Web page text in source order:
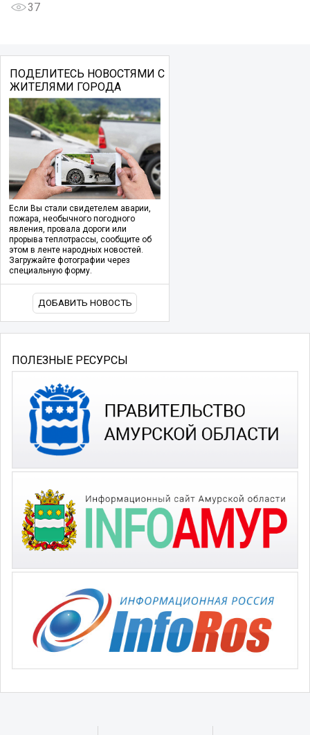
37
ПОДЕЛИТЕСЬ НОВОСТЯМИ С
ЖИТЕЛЯМИ ГОРОДА
Если Вы стали свидетелем аварии,
пожара, необычного погодного
явления, провала дороги или
прорыва теплотрассы, сообщите об
этом в ленте народных новостей.
Загружайте фотографии через
специальную форму.
ДОБАВИТЬ НОВОСТЬ
ПОЛЕЗНЫЕ РЕСУРСЫ